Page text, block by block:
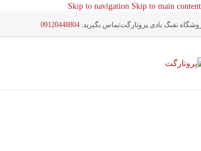
Skip to navigation Skip to main content
تفنگ بادی پروتارگتتماس بگیرید: 09120448804